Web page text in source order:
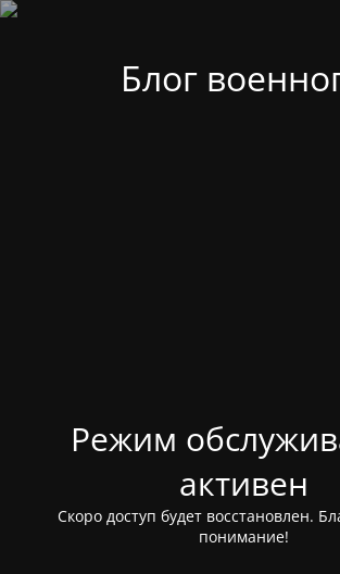
Блог
Режим
активен
Скоро доступ будет восстановлен.
понимание!